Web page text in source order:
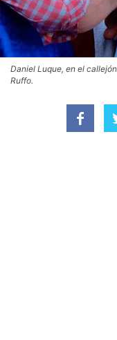
Daniel Luque, en el
Ruffo.